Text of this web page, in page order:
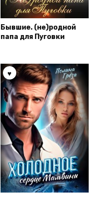
Бывшие. (не)родной
папа для Пуговки